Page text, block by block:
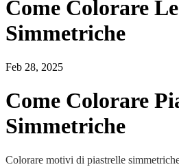
Come Colorare
Simmetriche
Feb 28, 2025
Come Colorare
Simmetriche
Colorare motivi di piastrelle